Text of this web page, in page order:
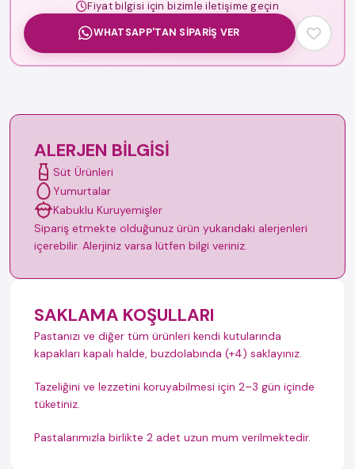
Fiyat bilgisi için bizimle iletişime geçin
WHATSAPP'TAN SIPARIŞ VER
ALERJEN BILGISI
Süt Ürünleri
Yumurtalar
Kabuklu Kuruyemişler
Sipariş etmekte olduğunuz ürün yukarıdaki alerjenleri
içerebilir. Alerjiniz varsa lütfen bilgi veriniz.
SAKLAMA KOŞULLARI
Pastanızı ve diğer tüm ürünleri kendi kutularında
kapakları kapalı halde, buzdolabında (+4) saklayınız.
Tazeliğini ve lezzetini koruyabilmesi için 2–3 gün içinde
tüketiniz.
Pastalarımızla birlikte 2 adet uzun mum verilmektedir.